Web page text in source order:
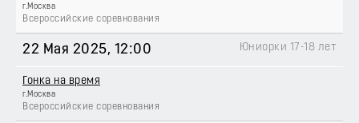
г.Москва
Всероссийские соревнования
22 Мая 2025, 12:00
Гонка на время
г.Москва
Всероссийские соревнования
Юниорки 17-18 лет